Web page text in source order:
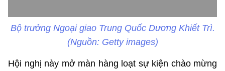
Bộ trưởng Ngoại giao Trung Quốc Dương Khiết Trì.
(Nguồn: Getty images)
Hội nghị này mở màn hàng loạt sự kiện chào mừng